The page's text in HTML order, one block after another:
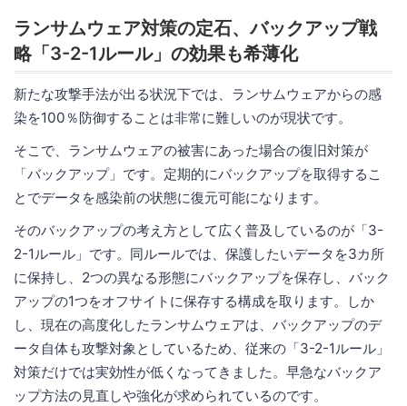
ランサムウェア対策の定石、バックアップ戦
略「3-2-1ルール」の効果も希薄化
新たな攻撃手法が出る状況下では、ランサムウェアからの感
染を100％防御することは非常に難しいのが現状です。
そこで、ランサムウェアの被害にあった場合の復旧対策が
「バックアップ」です。定期的にバックアップを取得するこ
とでデータを感染前の状態に復元可能になります。
そのバックアップの考え方として広く普及しているのが「3-
2-1ルール」です。同ルールでは、保護したいデータを3カ所
に保持し、2つの異なる形態にバックアップを保存し、バック
アップの1つをオフサイトに保存する構成を取ります。しか
し、現在の高度化したランサムウェアは、バックアップのデ
ータ自体も攻撃対象としているため、従来の「3-2-1ルール」
対策だけでは実効性が低くなってきました。早急なバックア
ップ方法の見直しや強化が求められているのです。